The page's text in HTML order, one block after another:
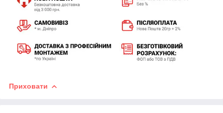
Приховати